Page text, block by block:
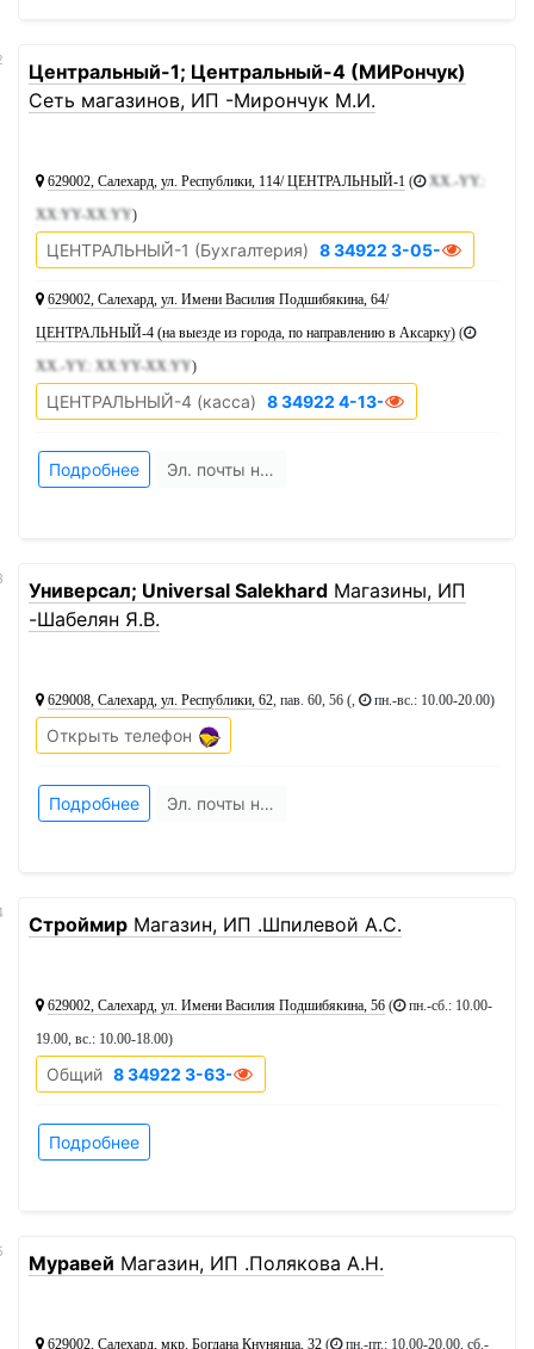
Центральный-1; Центральный-4 (МИРончук)
Сеть магазинов, ИП -Мирончук М.И.
629002, Салехард, ул. Республики, 114/ ЦЕНТРАЛЬНЫЙ-1 (
XX.-YY.:
XX:YY-XX:YY)
ЦЕНТРАЛЬНЫЙ-1 (Бухгалтерия) 8 34922 3-05-05
629002, Салехард, ул. Имени Василия Подшибякина, 64/
ЦЕНТРАЛЬНЫЙ-4 (на выезде из города, по направлению в Аксарку) (
XX.-YY.: XX:YY-XX:YY)
ЦЕНТРАЛЬНЫЙ-4 (касса) 8 34922 4-13-33
Подробнее Эл. почты нет
Универсал; Universal Salekhard Магазины, ИП
-Шабелян Я.В.
629008, Салехард, ул. Республики, 62, пав. 60, 56 (, пн.-вс.: 10.00-20.00)
Открыть телефон
Подробнее Эл. почты нет
Строймир Магазин, ИП .Шпилевой А.С.
629002, Салехард, ул. Имени Василия Подшибякина, 56 (
пн.-сб.: 10.00-
19.00, вс.: 10.00-18.00)
Общий 8 34922 3-63-44
Подробнее
Муравей Магазин, ИП .Полякова А.Н.
629002, Салехард, мкр. Богдана Кнунянца, 32 (
пн.-пт.: 10.00-20.00, сб.-